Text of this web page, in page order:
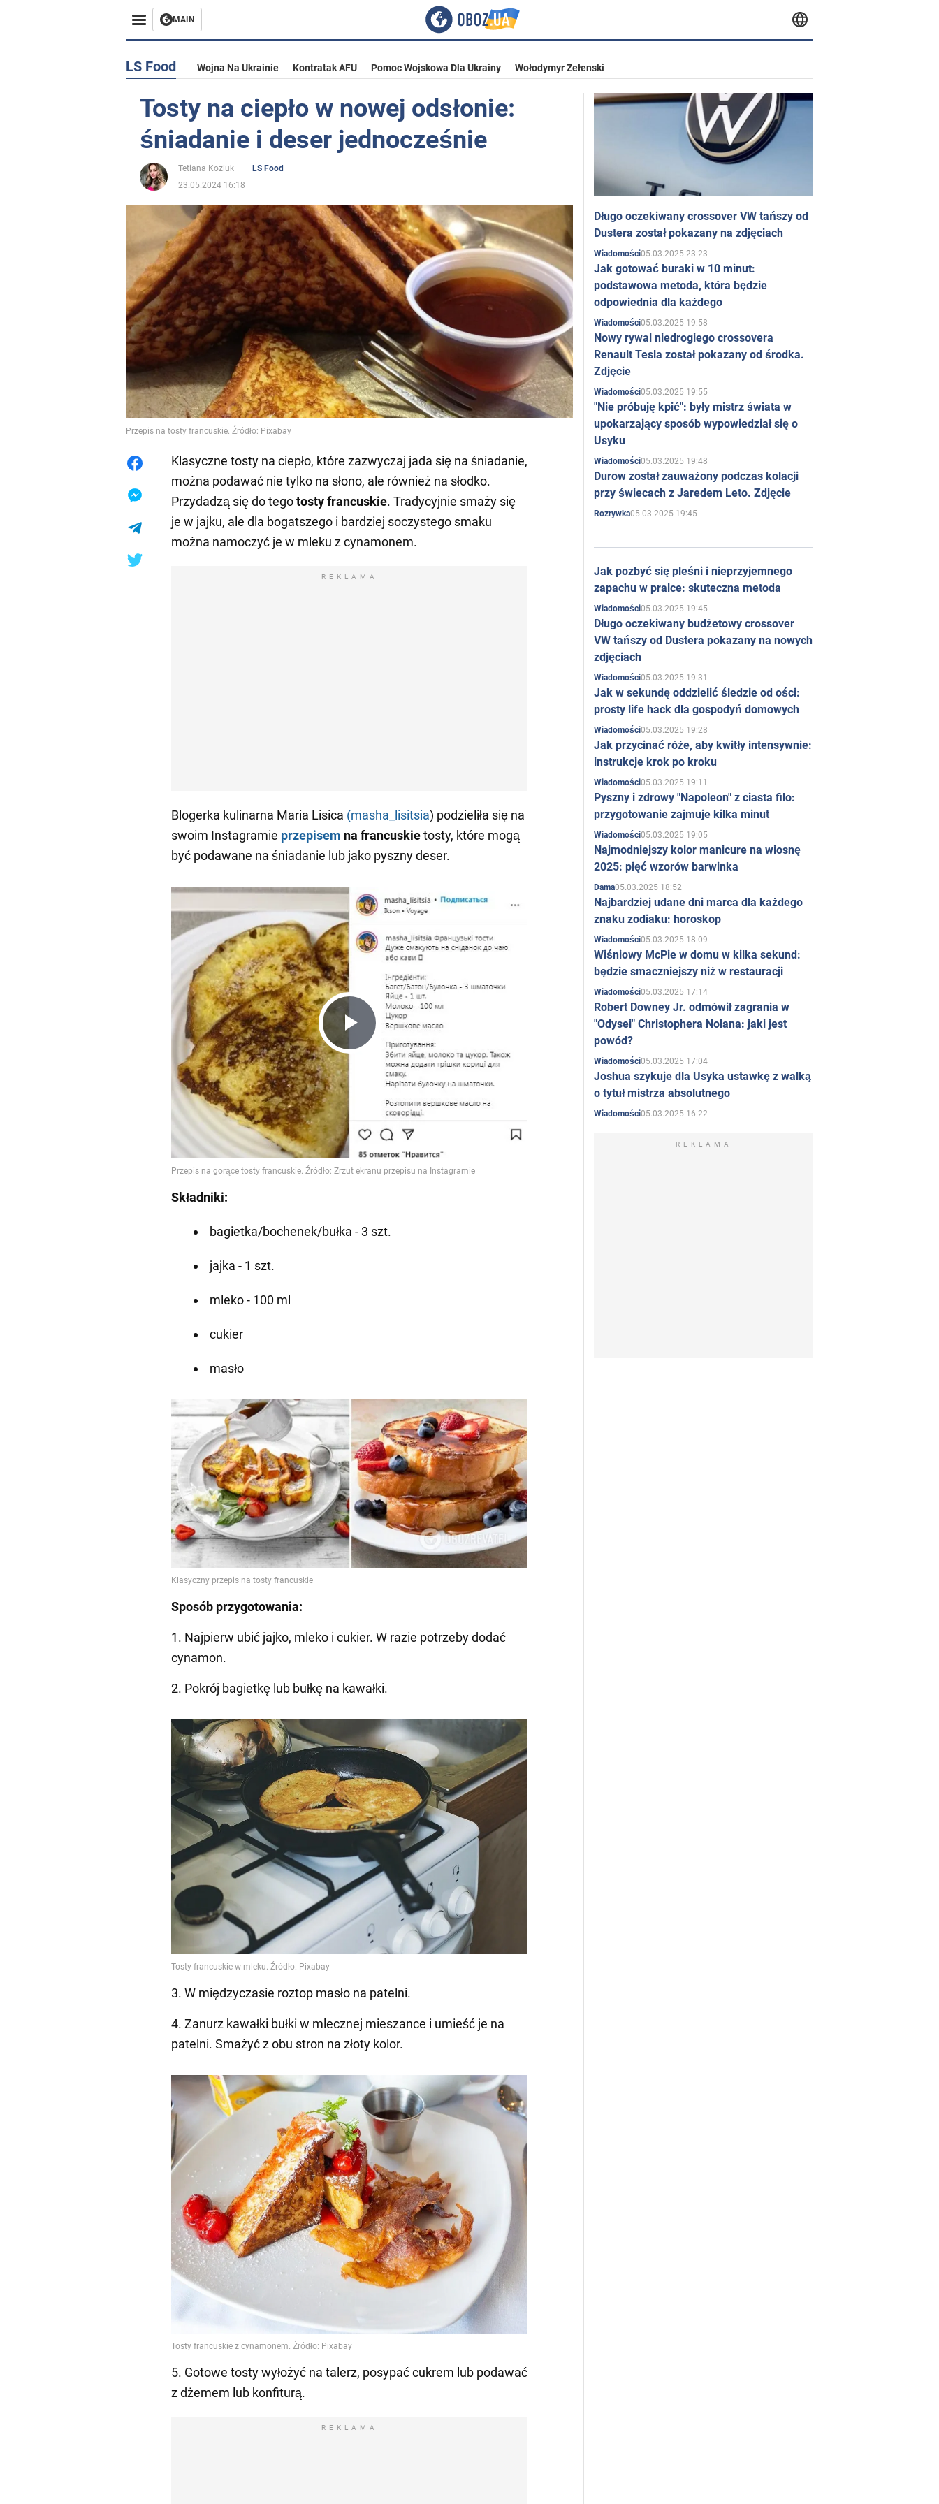
MAIN
LS Food Wojna Na Ukrainie Kontratak AFU Pomoc Wojskowa Dla Ukrainy Wołodymyr Zełenski
Tosty na ciepło w nowej odsłonie:
śniadanie i deser jednocześnie
Tetiana Koziuk
LS Food
23.05.2024 16:18
Przepis na tosty francuskie. Źródło: Pixabay
Klasyczne tosty na ciepło, które zazwyczaj jada się na śniadanie,
można podawać nie tylko na słono, ale również na słodko.
Przydadzą się do tegotosty francuskie. Tradycyjnie smaży się
je w jajku, ale dla bogatszego i bardziej soczystego smaku
można namoczyć je w mleku z cynamonem.
REKLAMA
Blogerka kulinarna Maria Lisica (masha_lisitsia) podzieliła się na
swoim Instagramie przepisem na francuskietosty, które mogą
być podawane na śniadanie lub jako pyszny deser.
Play
Video
Składniki:
bagietka/bochenek/bułka - 3 szt.
jajka - 1 szt.
mleko - 100 ml
cukier
masło
Sposób przygotowania:
1. Najpierw ubić jajko, mleko i cukier. W razie potrzeby dodać
cynamon.
2. Pokrój bagietkę lub bułkę na kawałki.
3. W międzyczasie roztop masło na patelni.
4. Zanurz kawałki bułki w mlecznej mieszance i umieść je na
patelni. Smażyć z obu stron na złoty kolor.
5. Gotowe tosty wyłożyć na talerz, posypać cukrem lub podawać
z dżemem lub konfiturą.
REKLAMA
Długo oczekiwany crossover VW tańszy od
Dustera został pokazany na zdjęciach
Wiadomości05.03.2025 23:23
Jak gotować buraki w 10 minut:
podstawowa metoda, która będzie
odpowiednia dla każdego
Wiadomości05.03.2025 19:58
Nowy rywal niedrogiego crossovera
Renault Tesla został pokazany od środka.
Zdjęcie
Wiadomości05.03.2025 19:55
"Nie próbuję kpić": były mistrz świata w
upokarzający sposób wypowiedział się o
Usyku
Wiadomości05.03.2025 19:48
Durow został zauważony podczas kolacji
przy świecach z Jaredem Leto. Zdjęcie
Rozrywka05.03.2025 19:45
Jak pozbyć się pleśni i nieprzyjemnego
zapachu w pralce: skuteczna metoda
Wiadomości05.03.2025 19:45
Długo oczekiwany budżetowy crossover
VW tańszy od Dustera pokazany na nowych
zdjęciach
Wiadomości05.03.2025 19:31
Jak w sekundę oddzielić śledzie od ości:
prosty life hack dla gospodyń domowych
Wiadomości05.03.2025 19:28
Jak przycinać róże, aby kwitły intensywnie:
instrukcje krok po kroku
Wiadomości05.03.2025 19:11
Pyszny i zdrowy "Napoleon" z ciasta filo:
przygotowanie zajmuje kilka minut
Wiadomości05.03.2025 19:05
Najmodniejszy kolor manicure na wiosnę
2025: pięć wzorów barwinka
Dama05.03.2025 18:52
Najbardziej udane dni marca dla każdego
znaku zodiaku: horoskop
Wiadomości05.03.2025 18:09
Wiśniowy McPie w domu w kilka sekund:
będzie smaczniejszy niż w restauracji
Wiadomości05.03.2025 17:14
Robert Downey Jr. odmówił zagrania w
"Odysei" Christophera Nolana: jaki jest
powód?
Wiadomości05.03.2025 17:04
Joshua szykuje dla Usyka ustawkę z walką
o tytuł mistrza absolutnego
Wiadomości05.03.2025 16:22
REKLAMA